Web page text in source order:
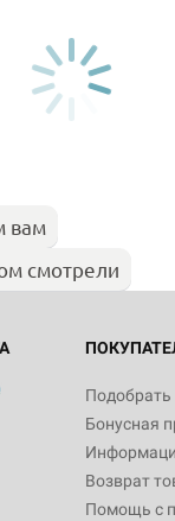
вам
смотрели
Подобрать
Бонусная
Возврат
Помощь с